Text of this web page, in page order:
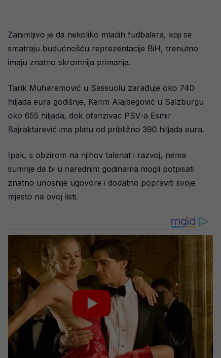
Zanimljivo je da nekoliko mladih fudbalera, koji se
smatraju budućnošću reprezentacije BiH, trenutno
imaju znatno skromnija primanja.
Tarik Muharemović u Sassuolu zarađuje oko 740
hiljada eura godišnje, Kerim Alajbegović u Salzburgu
oko 655 hiljada, dok ofanzivac PSV-a Esmir
Bajraktarević ima platu od približno 390 hiljada eura.
Ipak, s obzirom na njihov talenat i razvoj, nema
sumnje da bi u narednim godinama mogli potpisati
znatno unosnije ugovore i dodatno popraviti svoje
mjesto na ovoj listi.